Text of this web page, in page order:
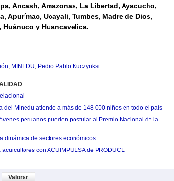
Ancash, Amazonas, La Libertad, Ayacucho,
Apurímac, Ucayali, Tumbes, Madre de Dios,
Huánuco y Huancavelica.
, MINEDU, Pedro Pablo Kuczynksi
del Minedu atiende a más de 148 000 niños en todo el país
peruanos pueden postular al Premio Nacional de la
dinámica de sectores económicos
con ACUIMPULSA de PRODUCE
Valorar